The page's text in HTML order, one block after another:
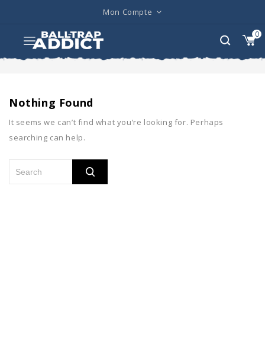
Mon Compte
0
Nothing Found
It seems we can’t find what you’re looking for. Perhaps
searching can help.